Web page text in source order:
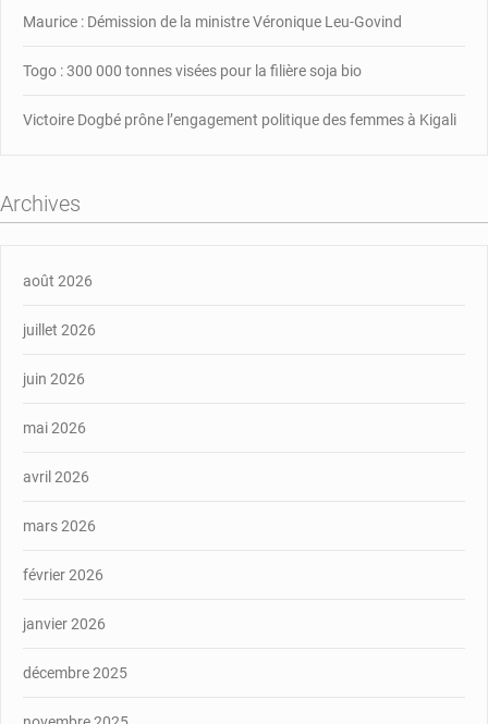
Maurice : Démission de la ministre Véronique Leu-Govind
Togo : 300 000 tonnes visées pour la filière soja bio
Victoire Dogbé prône l’engagement politique des femmes à Kigali
Archives
août 2026
juillet 2026
juin 2026
mai 2026
avril 2026
mars 2026
février 2026
janvier 2026
décembre 2025